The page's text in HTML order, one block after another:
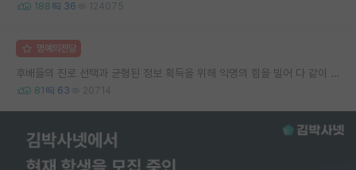
188 36 124075
명예의전당
후배들의 진로 선택과 균형된 정보 획득을 위해 익명의 힘을 빌어 다 같이 연봉 공개 타임 한번 갖는 것 어때요?
81 63 20714